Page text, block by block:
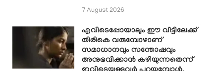
7 August 2026
എവിടെപ്പോയാലും ഈ വീട്ടിലേക്ക്
തിരികെ വരുമ്പോഴാണ്
സമാധാനവും സന്തോഷവും
അനുഭവിക്കാൻ കഴിയുന്നതെന്ന്